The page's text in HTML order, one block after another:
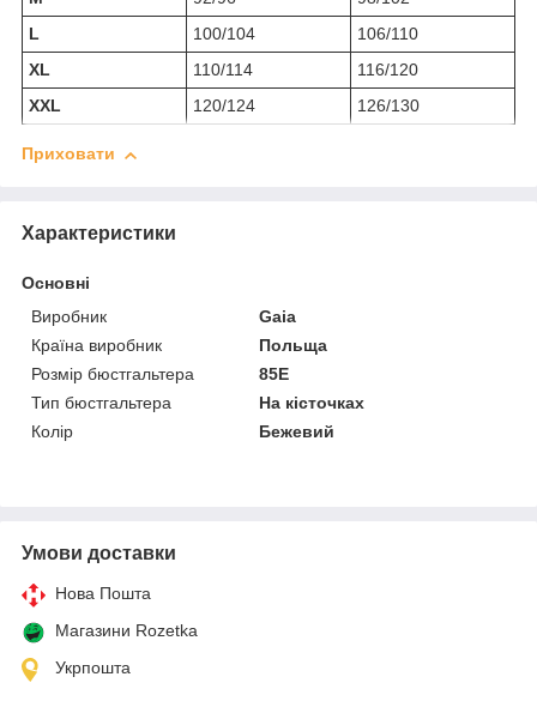
L
100/104
106/110
XL
110/114
116/120
XXL
120/124 126/130
Приховати
Характеристики
Основні
Виробник
Gaia
Країна виробник
Польща
Розмір бюстгальтера
85E
Тип бюстгальтера
На кісточках
Колір
Бежевий
Умови доставки
Нова Пошта
Магазини Rozetka
Укрпошта